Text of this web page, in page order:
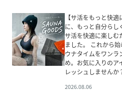
【サ活をもっと快
に、もっと自分らし
サ活を快適に楽しむ
ました。 これから
ウナタイムをワンラ
め。お気に入りのア
レッシュしませんか
2026.08.06